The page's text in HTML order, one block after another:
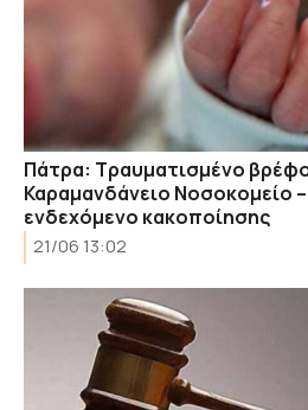
Πάτρα: Τραυματισμένο
Καραμανδάνειο Νοσοκομείο
ενδεχόμενο κακοποίησης
21/06 13:02